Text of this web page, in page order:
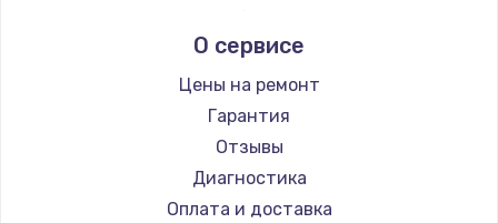
Barco
Xgimi
Canon
JVC
Casio
Hiper
О сервисе
Цены на ремонт
Гарантия
Отзывы
Диагностика
Оплата и доставка